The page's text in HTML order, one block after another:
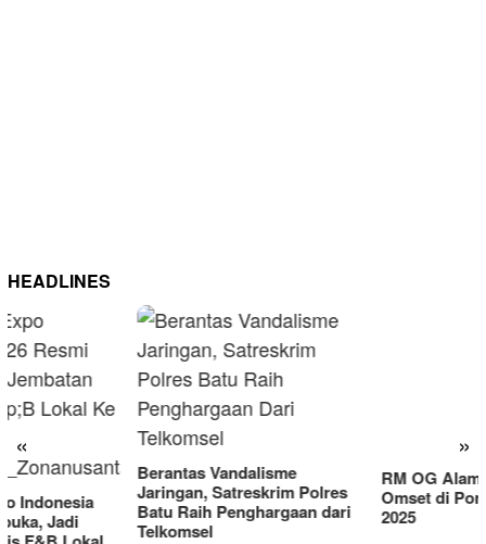
HEADLINES
« »
Berantas Vandalisme
Jaringan, Satreskrim Polres
Batu Raih Penghargaan dari
Telkomsel
RM OG Alami Kenaikan